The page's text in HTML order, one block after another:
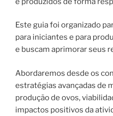
Este guia foi organizado
para iniciantes e para
e buscam aprimorar seus
Abordaremos desde os
estratégias avançadas de
produção de ovos,
impactos positivos da